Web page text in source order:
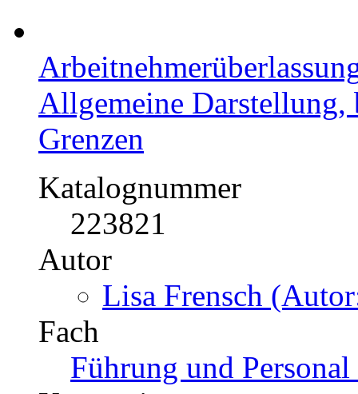
Allgemeine Darstellung,
Grenzen
Katalognummer
223821
Autor
Lisa Frensch
Fach
Führung und